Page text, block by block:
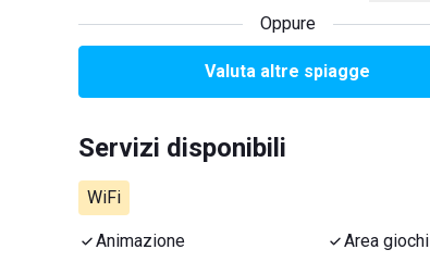
Oppure
Valuta altre spiagge
Servizi disponibili
WiFi
Animazione Area giochi